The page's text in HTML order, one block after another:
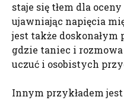
staje się tłem dla
ujawniając napięcia
jest także
gdzie taniec i
uczuć i osobistych
Innym przykładem jest